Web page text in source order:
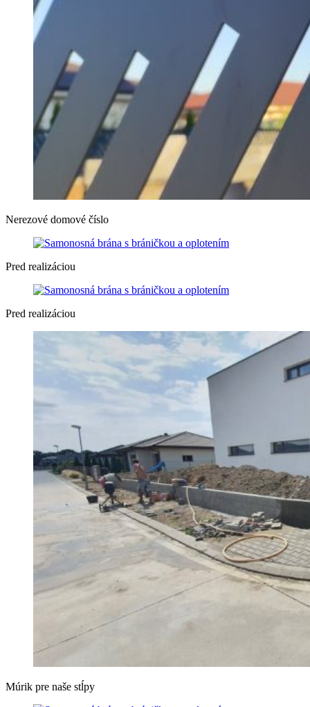
Nerezové domové číslo
Pred realizáciou
Pred realizáciou
Múrik pre naše stĺpy